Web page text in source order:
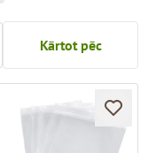
Kārtot pēc